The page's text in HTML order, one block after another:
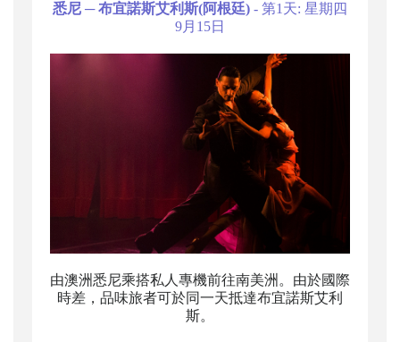
悉尼 ─ 布宜諾斯艾利斯(阿根廷) - 第1天: 星期四
9月15日
由澳洲悉尼乘搭私人專機前往南美洲。由於國際
時差，品味旅者可於同一天抵達布宜諾斯艾利
斯。